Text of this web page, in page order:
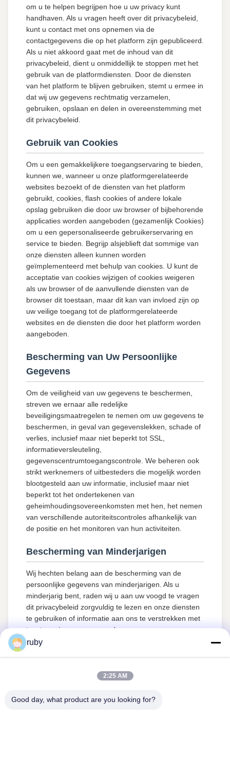
om u te helpen begrijpen hoe u uw privacy kunt
handhaven. Als u vragen heeft over dit privacybeleid,
kunt u contact met ons opnemen via de
contactgegevens die op het platform zijn gepubliceerd.
Als u niet akkoord gaat met de inhoud van dit
privacybeleid, dient u onmiddellijk te stoppen met het
gebruik van de platformdiensten. Door de diensten
van het platform te blijven gebruiken, stemt u ermee in
dat wij uw gegevens rechtmatig verzamelen,
gebruiken, opslaan en delen in overeenstemming met
dit privacybeleid.
Gebruik van Cookies
Om u een gemakkelijkere toegangservaring te bieden,
kunnen we, wanneer u onze platformgerelateerde
websites bezoekt of de diensten van het platform
gebruikt, cookies, flash cookies of andere lokale
opslag gebruiken die door uw browser of bijbehorende
applicaties worden aangeboden (gezamenlijk Cookies)
om u een gepersonaliseerde gebruikerservaring en
service te bieden. Begrijp alsjeblieft dat sommige van
onze diensten alleen kunnen worden
geïmplementeerd met behulp van cookies. U kunt de
acceptatie van cookies wijzigen of cookies weigeren
als uw browser of de aanvullende diensten van de
browser dit toestaan, maar dit kan van invloed zijn op
uw veilige toegang tot de platformgerelateerde
websites en de diensten die door het platform worden
aangeboden.
Bescherming van Uw Persoonlijke
Gegevens
Om de veiligheid van uw gegevens te beschermen,
streven we ernaar alle redelijke
beveiligingsmaatregelen te nemen om uw gegevens te
beschermen, in geval van gegevenslekken, schade of
verlies, inclusief maar niet beperkt tot SSL,
informatieversleuteling,
gegevenscentrumtoegangscontrole. We beheren ook
strikt werknemers of uitbesteders die mogelijk worden
blootgesteld aan uw informatie, inclusief maar niet
beperkt tot het ondertekenen van
geheimhoudingsovereenkomsten met hen, het nemen
van verschillende autoriteitscontroles afhankelijk van
de positie en het monitoren van hun activiteiten.
Bescherming van Minderjarigen
Wij hechten belang aan de bescherming van de
persoonlijke gegevens van minderjarigen. Als u
minderjarig bent, raden wij u aan uw voogd te vragen
dit privacybeleid zorgvuldig te lezen en onze diensten
te gebruiken of informatie aan ons te verstrekken met
toestemming van uw voogd.
ruby
2:25 AM
Good day, what product are you looking for?